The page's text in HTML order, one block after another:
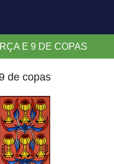
E 9 DE COPAS
de copas